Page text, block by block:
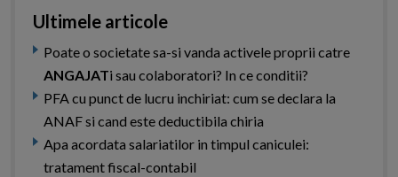
Ultimele articole
Poate o societate sa-si vanda activele proprii catre
ANGAJATi sau colaboratori? In ce conditii?
PFA cu punct de lucru inchiriat: cum se declara la
ANAF si cand este deductibila chiria
Apa acordata salariatilor in timpul caniculei:
tratament fiscal-contabil